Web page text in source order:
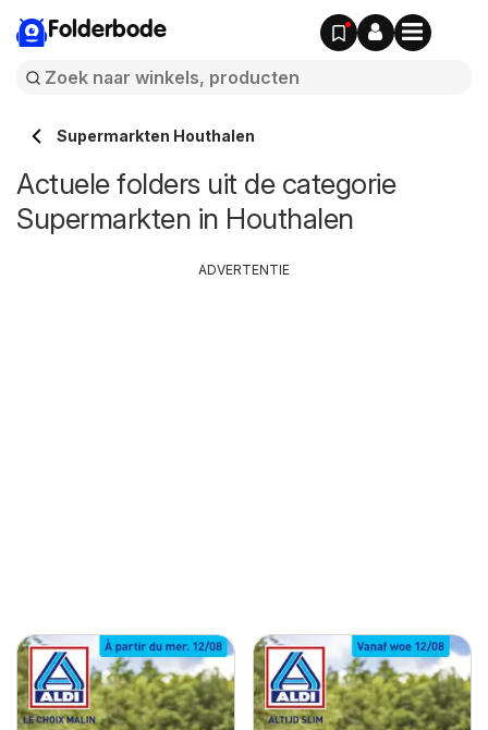
Folderbode
Supermarkten Houthalen
Actuele folders uit de categorie
Supermarkten in Houthalen
ADVERTENTIE